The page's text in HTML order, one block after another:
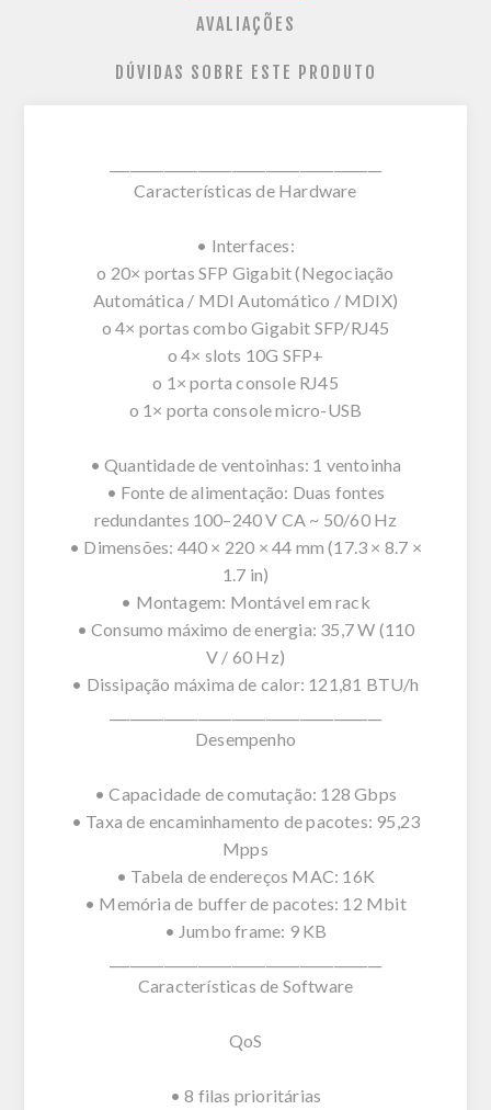
AVALIAÇÕES
DÚVIDAS SOBRE ESTE PRODUTO
Características de Hardware
• Interfaces:
o 20× portas SFP Gigabit (Negociação
Automática / MDI Automático / MDIX)
o 4× portas combo Gigabit SFP/RJ45
o 4× slots 10G SFP+
o 1× porta console RJ45
o 1× porta console micro-USB
• Quantidade de ventoinhas: 1 ventoinha
• Fonte de alimentação: Duas fontes
redundantes 100–240 V CA ~ 50/60 Hz
• Dimensões: 440 × 220 × 44 mm (17.3 × 8.7 ×
1.7 in)
• Montagem: Montável em rack
• Consumo máximo de energia: 35,7 W (110
V / 60 Hz)
• Dissipação máxima de calor: 121,81 BTU/h
Desempenho
• Capacidade de comutação: 128 Gbps
• Taxa de encaminhamento de pacotes: 95,23
Mpps
• Tabela de endereços MAC: 16K
• Memória de buffer de pacotes: 12 Mbit
• Jumbo frame: 9 KB
Características de Software
QoS
• 8 filas prioritárias